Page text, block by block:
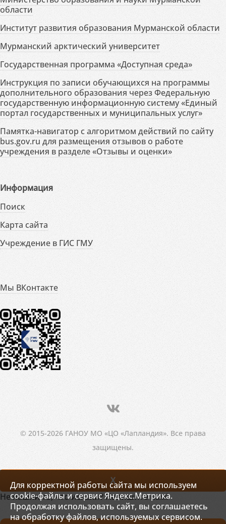
области
Институт развития образования Мурманской области
Мурманский арктический университет
Государственная программа «Доступная среда»
Инструкция по записи обучающихся на программы
дополнительного образования через Федеральную
государственную информационную систему «Единый
портал государственных и муниципальных услуг»
Памятка-навигатор с алгоритмом действий по сайту
bus.gov.ru для размещения отзывов о работе
учреждения в разделе «Отзывы и оценки»
Информация
Поиск
Карта сайта
Учреждение в ГИС ГМУ
Мы ВКонтакте
© 2015-2026 ГАНОУ МО «ЦО «Лапландия». Все права
защищены.
Для корректной работы сайта мы используем
cookie-файлы и сервис Яндекс.Метрика.
Продолжая использовать сайт, вы соглашаетесь
на обработку файлов, используемых сервисом.
X
Не нашли то, что искали? Напишите нам!